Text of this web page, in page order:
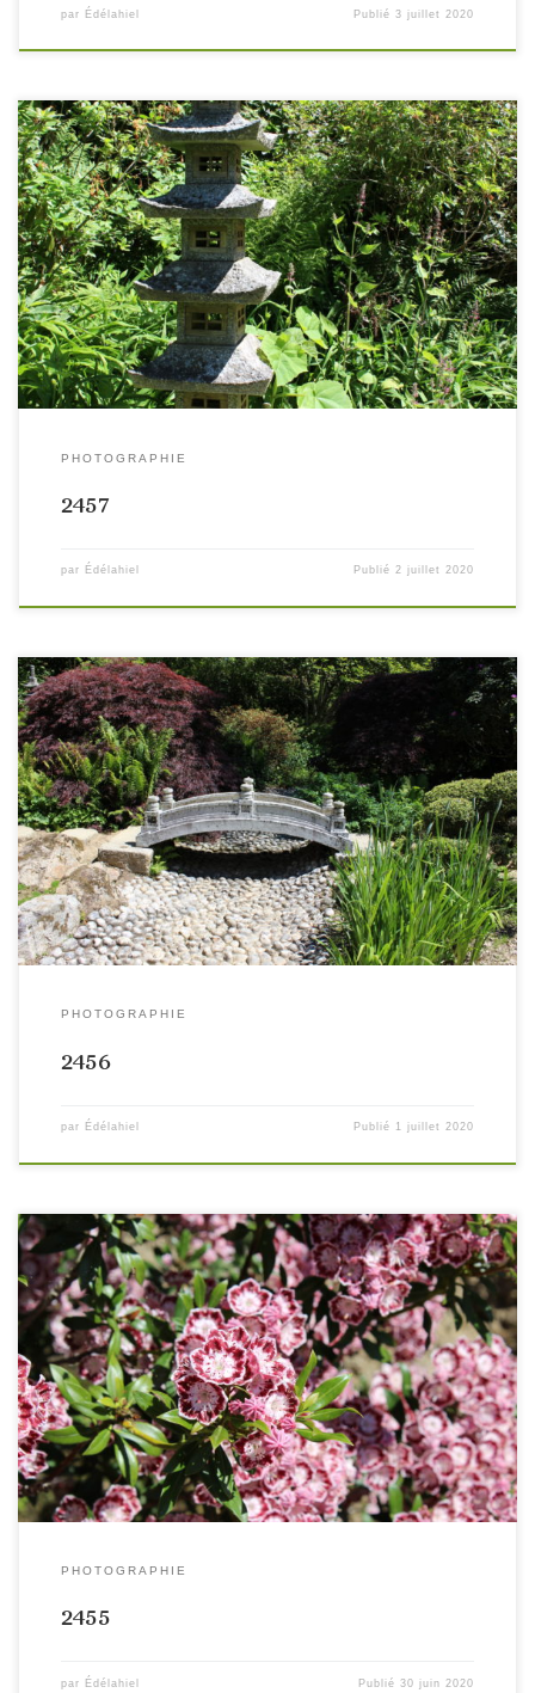
par Édélahiel Publié3 juillet 2020
PHOTOGRAPHIE
2457
par Édélahiel Publié2 juillet 2020
PHOTOGRAPHIE
2456
par Édélahiel Publié 1 juillet 2020
PHOTOGRAPHIE
2455
par Édélahiel Publié30 juin 2020